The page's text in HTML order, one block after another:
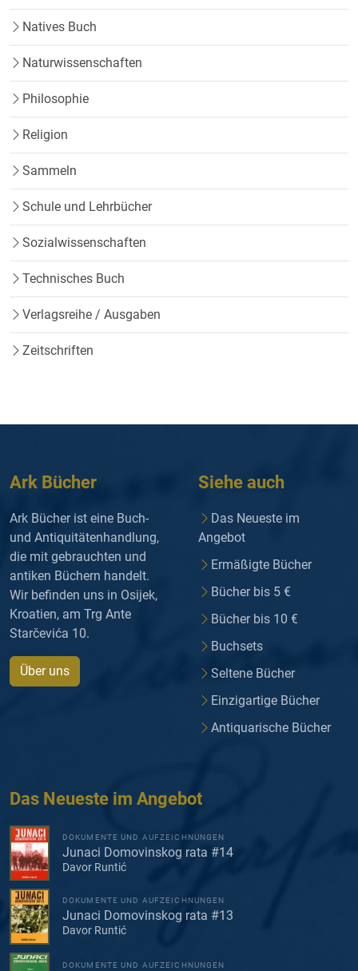
Natives Buch
Naturwissenschaften
Philosophie
Religion
Sammeln
Schule und Lehrbücher
Sozialwissenschaften
Technisches Buch
Verlagsreihe / Ausgaben
Zeitschriften
Ark Bücher
Ark Bücher ist eine Buch-
und Antiquitätenhandlung,
die mit gebrauchten und
antiken Büchern handelt.
Wir befinden uns in Osijek,
Kroatien, am Trg Ante
Starčevića 10.
Über uns
Siehe auch
Das Neueste im
Angebot
Ermäßigte Bücher
Bücher bis 5 €
Bücher bis 10 €
Buchsets
Seltene Bücher
Einzigartige Bücher
Antiquarische Bücher
Das Neueste im Angebot
DOKUMENTE UND AUFZEICHNUNGEN
Junaci Domovinskog rata #14
Davor Runtić
DOKUMENTE UND AUFZEICHNUNGEN
Junaci Domovinskog rata #13
Davor Runtić
DOKUMENTE UND AUFZEICHNUNGEN